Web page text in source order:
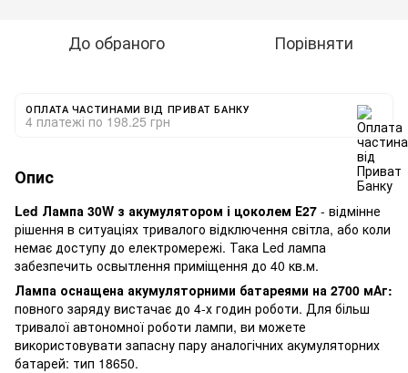
До обраного Порівняти
ОПЛАТА ЧАСТИНАМИ ВІД ПРИВАТ БАНКУ
4 платежі по 198.25 грн
Опис
Led Лампа 30W з акумулятором і цоколем Е27 - відмінне
рішення в ситуаціях тривалого відключення світла, або коли
немає доступу до електромережі. Така Led лампа
забезпечить освытлення приміщення до 40 кв.м.
Лампа оснащена акумуляторними батареями на 2700 мАг:
повного заряду вистачає до 4-х годин роботи. Для більш
тривалої автономної роботи лампи, ви можете
використовувати запасну пару аналогічних акумуляторних
батарей: тип 18650.